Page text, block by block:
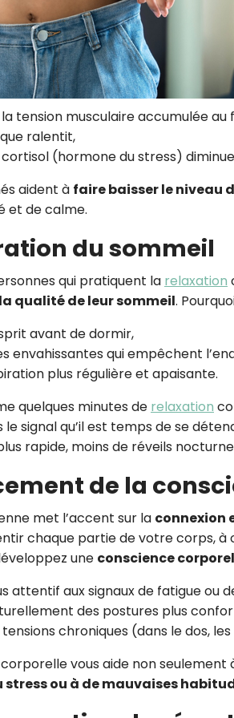
tension musculaire accumulée au
ralentit,
(hormone du stress)
aident à faire baisser le niveau
et de calme.
du sommeil
qui pratiquent la relaxation
qualité de leur sommeil.
avant de dormir,
envahissantes qui empêchent
plus régulière et apaisante.
quelques minutes de relaxation
signal qu’il est temps de se
rapide, moins de réveils
de la
met l’accent sur la connexion
chaque partie de votre corps, à
une conscience
attentif aux signaux de fatigue ou
des postures plus
tensions chroniques (dans le dos,
vous aide non seulement
ou à de mauvaises